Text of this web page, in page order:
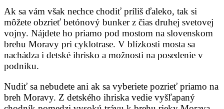
Ak sa vám však nechce chodiť príliš ďaleko, tak si
môžete obzrieť betónový bunker z čias druhej svetovej
vojny. Nájdete ho priamo pod mostom na slovenskom
brehu Moravy pri cyklotrase. V blízkosti mosta sa
nachádza i detské ihrisko a možnosti na posedenie v
podniku.
Nudiť sa nebudete ani ak sa vyberiete pozrieť priamo na
breh Moravy. Z detského ihriska vedie vyšľapaný